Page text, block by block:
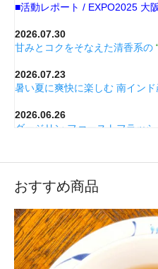
■活動レポート / EXPO2025 大
2026.07.30
甘みとコクをそなえた清香系の
2026.07.23
暑い夏に爽快に楽しむ 南インド
2026.06.26
ダージリン ファーストフラッ
ミルクティーでも楽しめる！Ｇ
した！
2026.05.26
ダージリン ファーストフラッ
2026.05.08
おすすめ商品